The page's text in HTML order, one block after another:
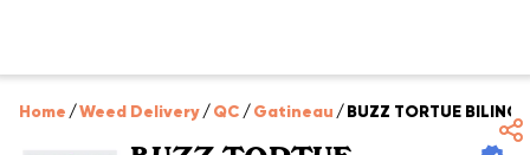
Home /Weed Delivery/QC /Gatineau /BUZZ TORTUE